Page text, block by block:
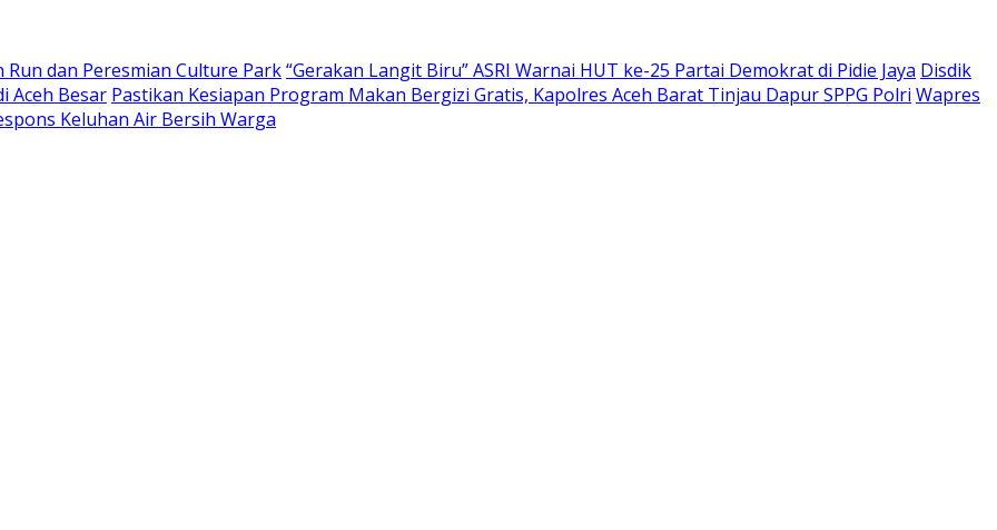
Run dan Peresmian Culture Park“Gerakan Langit Biru” ASRI Warnai HUT ke-25 Partai Demokrat di Pidie Jaya Disdik
Aceh Besar Pastikan Kesiapan Program Makan Bergizi Gratis, Kapolres Aceh Barat Tinjau Dapur SPPG Polri Wapres
Keluhan Air Bersih Warga